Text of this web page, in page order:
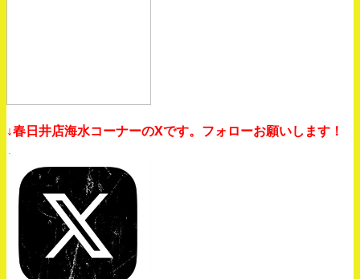
↓春日井店海水コーナーのXです。フォローお願いします！